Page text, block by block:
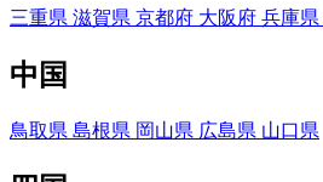
三重県 滋賀県 京都府 大阪府 兵庫県
中国
鳥取県 島根県 岡山県 広島県 山口県